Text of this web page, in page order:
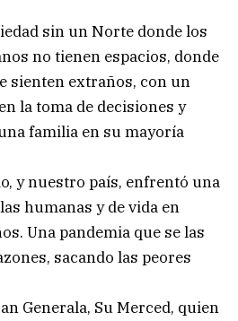
sin un Norte donde los
no tienen espacios, donde
sienten extraños, con un
la toma de decisiones y
familia en su mayoría
y nuestro país, enfrentó una
humanas y de vida en
Una pandemia que se las
sacando las peores
Generala, Su Merced, quien